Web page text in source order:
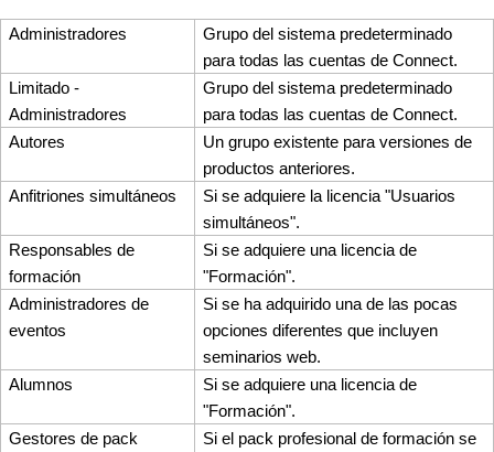
Administradores
Grupo del sistema predeterminado
para todas las cuentas de Connect.
Limitado -
Administradores
Grupo del sistema predeterminado
para todas las cuentas de Connect.
Autores
Un grupo existente para versiones de
productos anteriores.
Anfitriones simultáneos
Si se adquiere la licencia "Usuarios
simultáneos".
Responsables de
formación
Si se adquiere una licencia de
"Formación".
Administradores de
eventos
Si se ha adquirido una de las pocas
opciones diferentes que incluyen
seminarios web.
Alumnos
Si se adquiere una licencia de
"Formación".
Gestores de pack
Si el pack profesional de formación se